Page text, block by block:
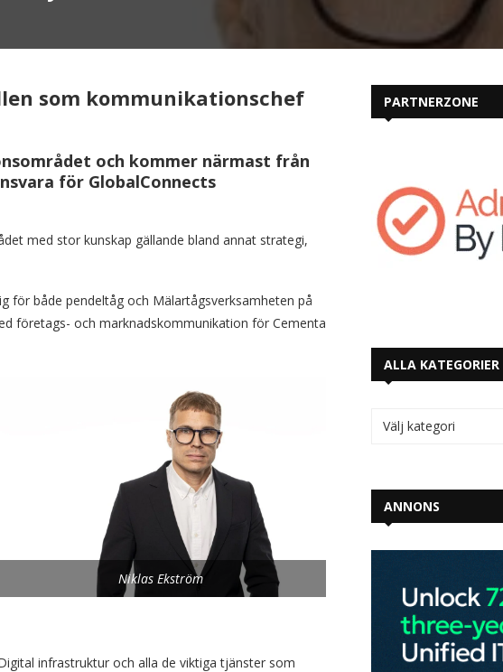
som kommunikationschef
och kommer närmast från
för GlobalConnects
med stor kunskap gällande bland annat strategi,
för både pendeltåg och Mälartågsverksamheten på
företags- och marknadskommunikation för Cementa
Niklas Ekström
infrastruktur och alla de viktiga tjänster som
PARTNERZONE
ALLA KATEGORIER
ANNONS